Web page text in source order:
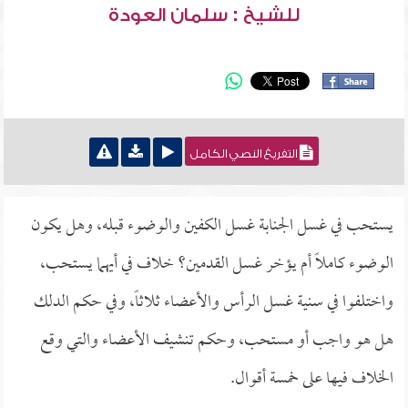
للشيخ : سلمان العودة
التفريغ النصي الكامل
يستحب في غسل الجنابة غسل الكفين والوضوء قبله، وهل يكون
الوضوء كاملاً أم يؤخر غسل القدمين؟ خلاف في أيهما يستحب،
واختلفوا في سنية غسل الرأس والأعضاء ثلاثاً، وفي حكم الدلك
هل هو واجب أو مستحب، وحكم تنشيف الأعضاء والتي وقع
الخلاف فيها على خمسة أقوال.